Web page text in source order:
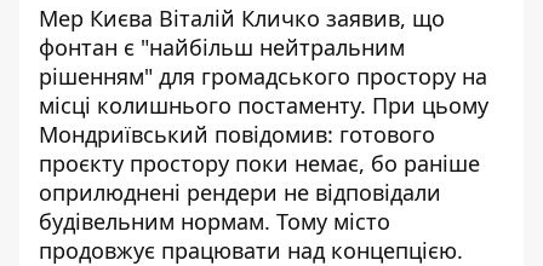
Мер Києва Віталій Кличко заявив, що
фонтан є "найбільш нейтральним
рішенням" для громадського простору на
місці колишнього постаменту. При цьому
Мондриївський повідомив: готового
проєкту простору поки немає, бо раніше
оприлюднені рендери не відповідали
будівельним нормам. Тому місто
продовжує працювати над концепцією.